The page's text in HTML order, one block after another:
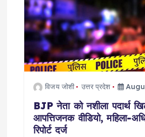
विजय जोशी उत्तर प्रदेश
BJP नेता को नशीला पदार्थ
आपत्तिजनक वीडियो, महिला-
रिपोर्ट दर्ज